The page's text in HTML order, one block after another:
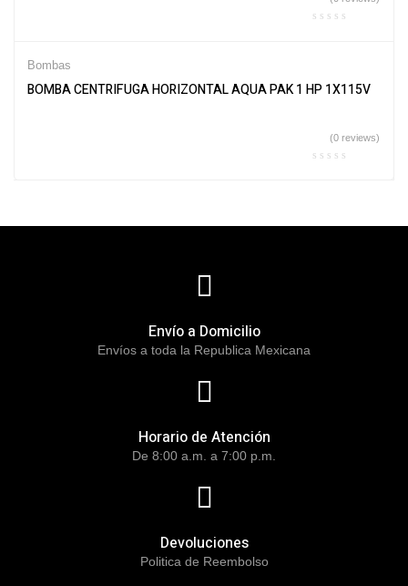
Bombas
BOMBA CENTRIFUGA HORIZONTAL AQUA PAK 1 HP 1X115V
(0 reviews)
Envío a Domicilio
Envíos a toda la Republica Mexicana
Horario de Atención
De 8:00 a.m. a 7:00 p.m.
Devoluciones
Politica de Reembolso